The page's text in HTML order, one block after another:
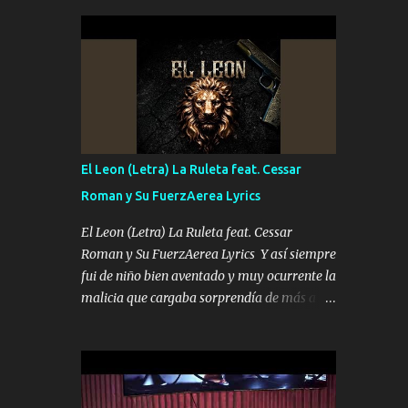
conciertos más que llenar Se mueven solo
por el interés P...
inteligente junto con su hermano el TRES
blindado el Estado tiene andan ESPERANDO
al UNO QUE PRONTO ESTARÁ PRESENTE
Que no falten las bucanas ni tampoco las
mujeres porque es platica de grandes por eso
hay que estar alegres doy las instrucciones
para atender los deberes Música Si es que
salta algún problema de confianza tengo
gente ahí está el Hombre Cuarenta y
también Pariente 7 arreglan cualquier
problema no más es cuestión que ordené
NOS HACE FALTA UN HERMANO DE CLAVE
SIEMPRE VIO POR LA FAMILIA PARA QUE
SIGA EL LEGADO Es el DOS de los
HERMANOS un cerebro inteligente y com...
El Leon (Letra) La Ruleta feat. Cessar
Roman y Su FuerzAerea Lyrics
El Leon (Letra) La Ruleta feat. Cessar
Roman y Su FuerzAerea Lyrics Y así siempre
fui de niño bien aventado y muy ocurrente la
malicia que cargaba sorprendía de más a la
Tranquilo me la navego ando en lo mío sin